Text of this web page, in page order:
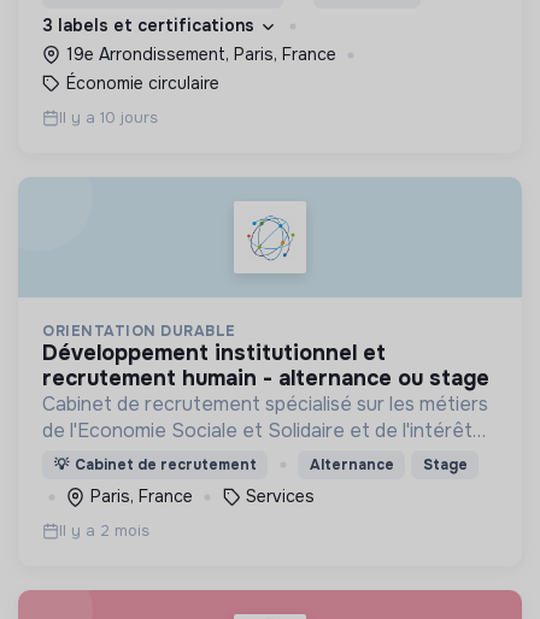
3 labels et certifications
19e Arrondissement, Paris, France
Économie circulaire
Il y a 10 jours
ORIENTATION DURABLE
développement institutionnel et
recrutement humain - alternance ou stage
Cabinet de recrutement spécialisé sur les métiers
de l'Economie Sociale et Solidaire et de l'intérêt
général
💡 Cabinet de recrutement Alternance Stage
Paris, France Services
Il y a 2 mois